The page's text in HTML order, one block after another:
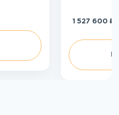
1 527 600 ₽